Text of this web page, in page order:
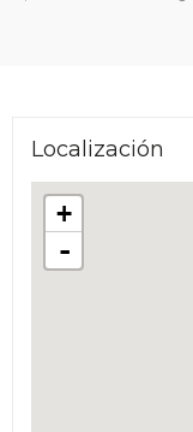
Localización
+
-